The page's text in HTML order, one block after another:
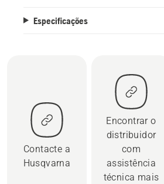
Especificações
Contacte a
Husqvarna
Encontrar o
distribuidor
com
assistência
técnica mais